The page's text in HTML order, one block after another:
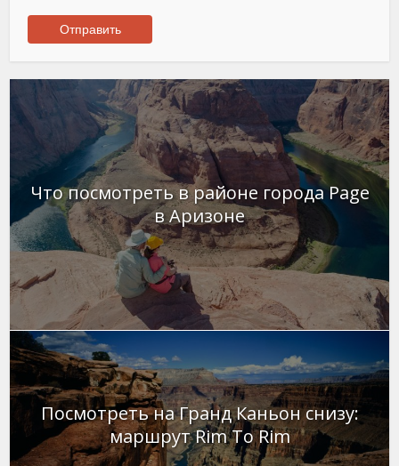
Что посмотреть в районе города Page
в Аризоне
Посмотреть на Гранд Каньон снизу:
маршрут Rim To Rim